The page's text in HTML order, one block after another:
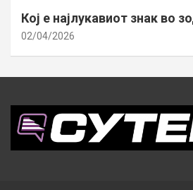
Кој е најлукавиот знак во
02/04/2026